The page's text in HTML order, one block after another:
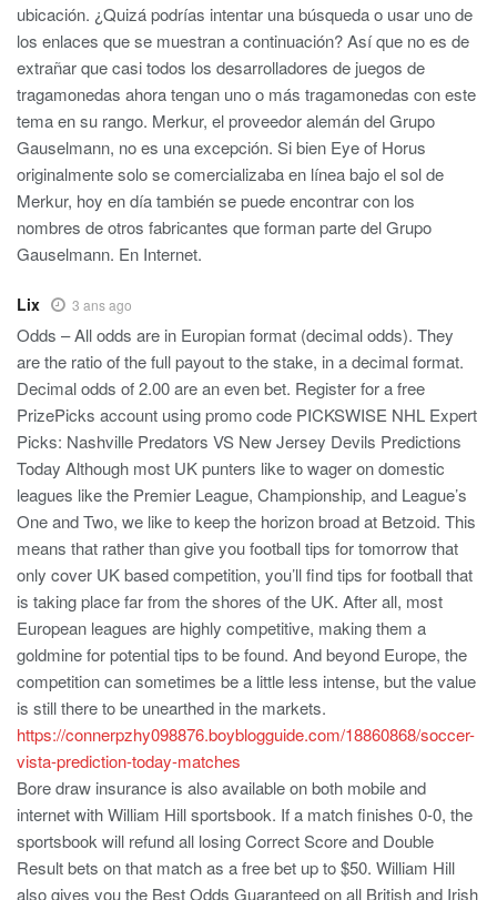
ubicación. ¿Quizá podrías intentar una búsqueda o usar uno de
los enlaces que se muestran a continuación? Así que no es de
extrañar que casi todos los desarrolladores de juegos de
tragamonedas ahora tengan uno o más tragamonedas con este
tema en su rango. Merkur, el proveedor alemán del Grupo
Gauselmann, no es una excepción. Si bien Eye of Horus
originalmente solo se comercializaba en línea bajo el sol de
Merkur, hoy en día también se puede encontrar con los
nombres de otros fabricantes que forman parte del Grupo
Gauselmann. En Internet.
Lix 3 ans ago
Odds – All odds are in Europian format (decimal odds). They
are the ratio of the full payout to the stake, in a decimal format.
Decimal odds of 2.00 are an even bet. Register for a free
PrizePicks account using promo code PICKSWISE NHL Expert
Picks: Nashville Predators VS New Jersey Devils Predictions
Today Although most UK punters like to wager on domestic
leagues like the Premier League, Championship, and League’s
One and Two, we like to keep the horizon broad at Betzoid. This
means that rather than give you football tips for tomorrow that
only cover UK based competition, you’ll find tips for football that
is taking place far from the shores of the UK. After all, most
European leagues are highly competitive, making them a
goldmine for potential tips to be found. And beyond Europe, the
competition can sometimes be a little less intense, but the value
is still there to be unearthed in the markets.
https://connerpzhy098876.boyblogguide.com/18860868/soccer-
vista-prediction-today-matches
Bore draw insurance is also available on both mobile and
internet with William Hill sportsbook. If a match finishes 0-0, the
sportsbook will refund all losing Correct Score and Double
Result bets on that match as a free bet up to $50. William Hill
also gives you the Best Odds Guaranteed on all British and Irish